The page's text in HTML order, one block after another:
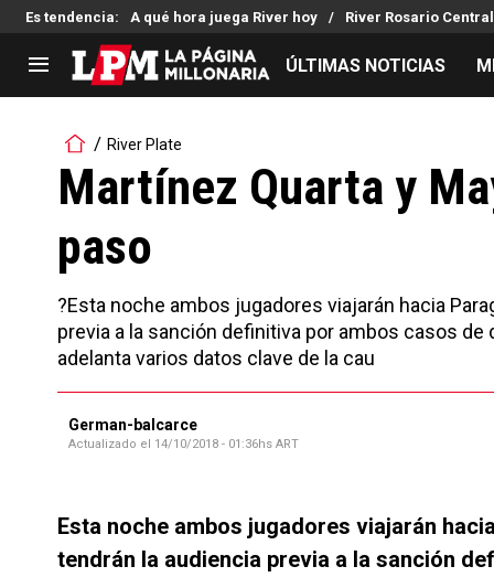
Es tendencia: A qué hora juega River hoy River Rosario Central
LIGA PROFESIONAL
Noticias
Tabla de posiciones
Reserva
Copa Sudamericana
Copa Argentina
ÚLTIMAS NOTICIAS
River Plate
Martínez Quarta y
paso
?Esta noche ambos jugadores viajarán hacia
previa a la sanción definitiva por ambos casos de
adelanta varios datos clave de la cau
German-balcarce
Actualizado el 14/10/2018 - 01:36hs ART
Esta noche ambos jugadores viajarán
tendrán la audiencia previa a la sanción